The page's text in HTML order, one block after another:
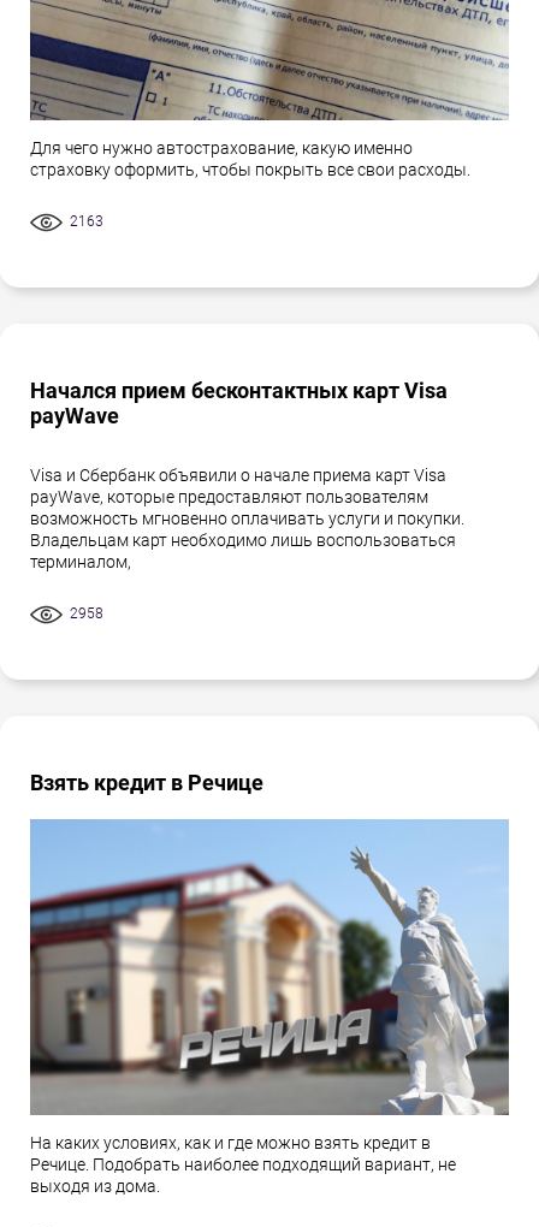
Для чего нужно автострахование, какую именно
страховку оформить, чтобы покрыть все свои расходы.
2163
Начался прием бесконтактных карт Visa
payWave
Visa и Сбербанк объявили о начале приема карт Visa
payWave, которые предоставляют пользователям
возможность мгновенно оплачивать услуги и покупки.
Владельцам карт необходимо лишь воспользоваться
терминалом,
2958
Взять кредит в Речице
На каких условиях, как и где можно взять кредит в
Речице. Подобрать наиболее подходящий вариант, не
выходя из дома.